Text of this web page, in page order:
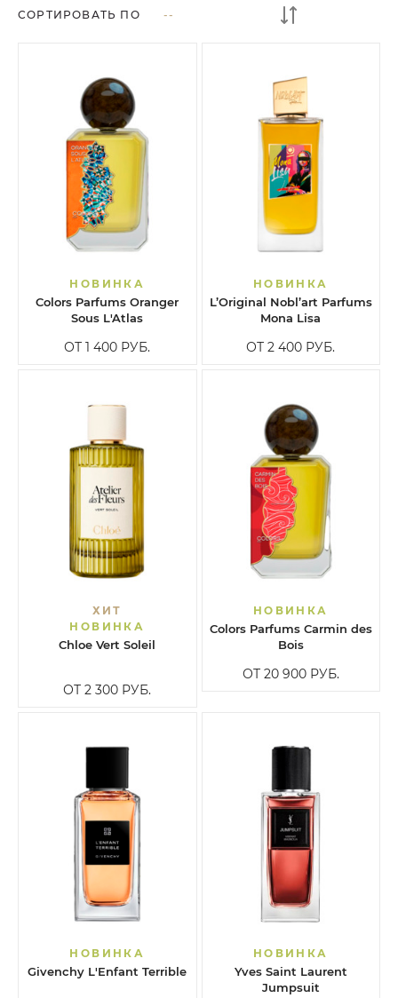
СОРТИРОВАТЬ ПО
НОВИНКА
Colors Parfums Oranger
Sous L'Atlas
ОТ 1 400 РУБ.
НОВИНКА
L’Original Nobl’art Parfums
Mona Lisa
ОТ 2 400 РУБ.
ХИТ
НОВИНКА
Chloe Vert Soleil
ОТ 2 300 РУБ.
НОВИНКА
Colors Parfums Carmin des
Bois
ОТ 20 900 РУБ.
НОВИНКА
Givenchy L'Enfant Terrible
НОВИНКА
Yves Saint Laurent
Jumpsuit